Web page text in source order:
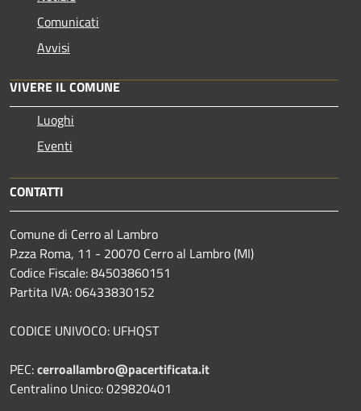
Comunicati
Avvisi
VIVERE IL COMUNE
Luoghi
Eventi
CONTATTI
Comune di Cerro al Lambro
P.zza Roma, 11 - 20070 Cerro al Lambro (MI)
Codice Fiscale: 84503860151
Partita IVA: 06433830152
CODICE UNIVOCO: UFHQST
PEC:cerroallambro@pacertificata.it
Centralino Unico: 029820401